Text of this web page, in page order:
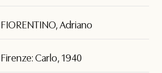
FIORENTINO, Adriano
Firenze: Carlo, 1940